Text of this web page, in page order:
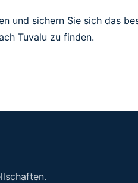
und sichern Sie sich das
Tuvalu zu finden.